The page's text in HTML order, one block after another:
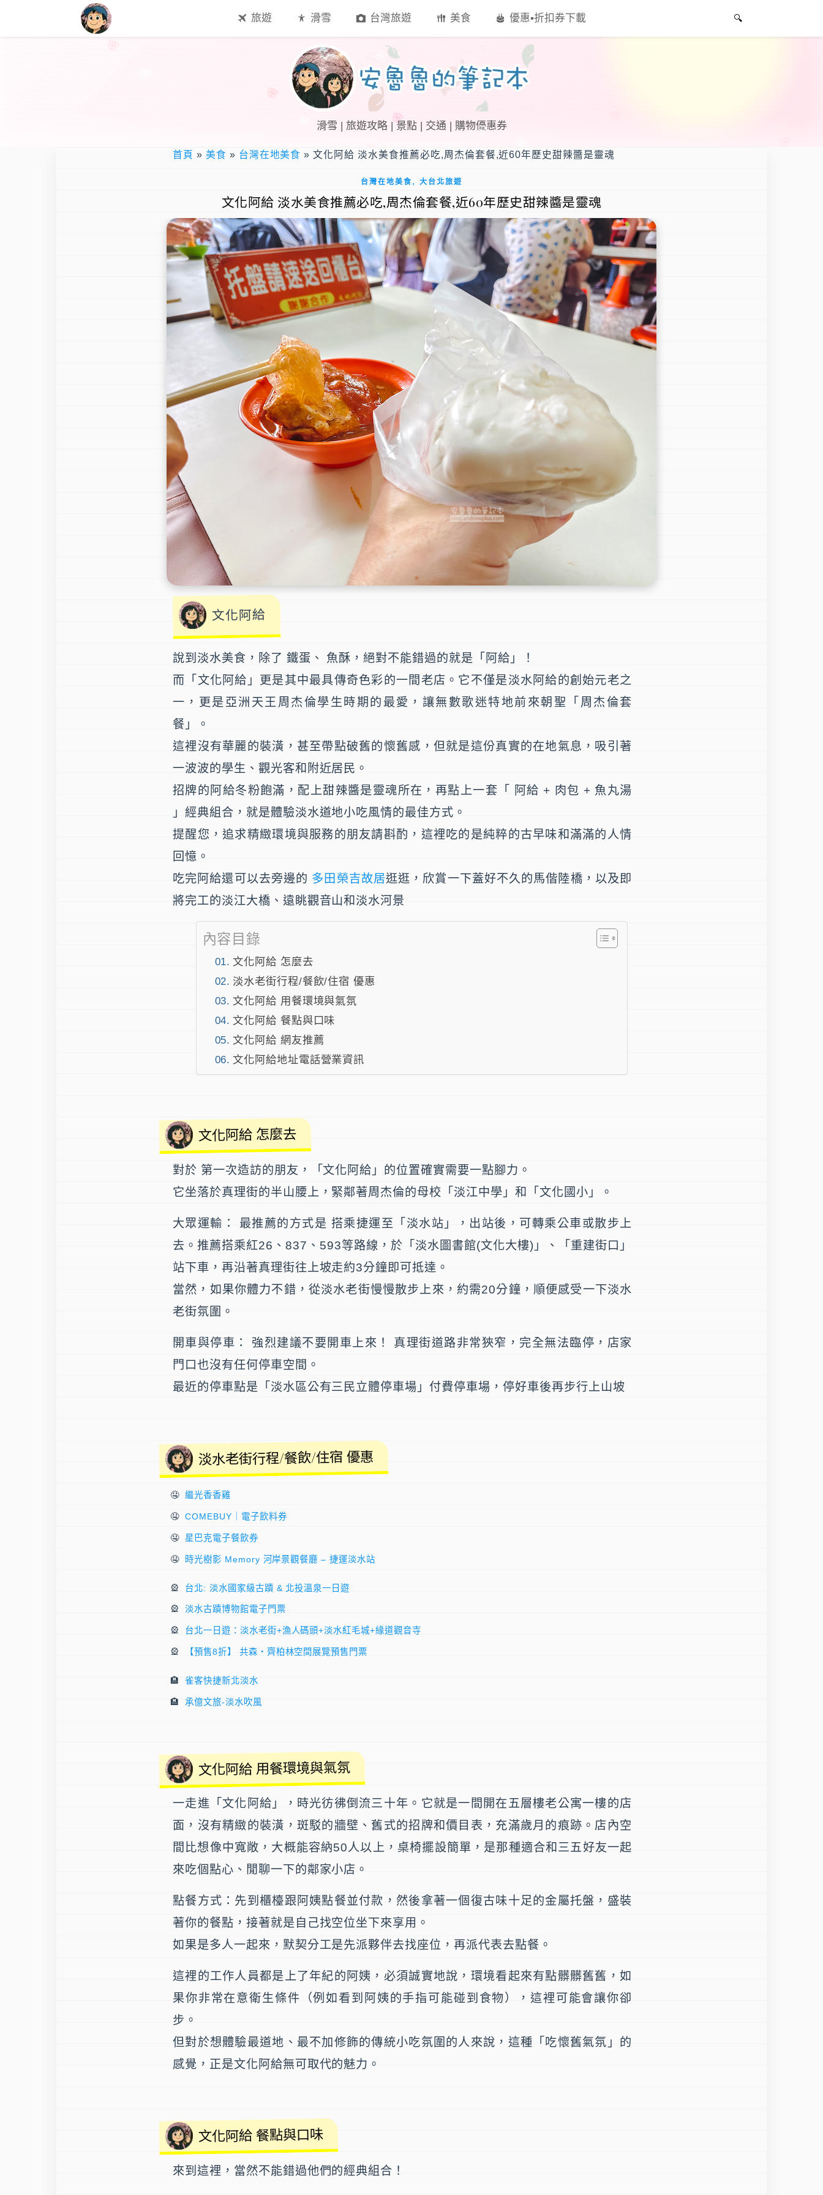
滑雪 | 旅遊攻略 | 景點 | 交通 | 購物優惠券
旅遊 滑雪 台灣旅遊 美食 優惠▪︎折扣券下載
首頁 » 美食 » 台灣在地美食 »文化阿給 淡水美食推薦必吃,周杰倫套餐,近60年歷史甜辣醬是靈魂
台灣在地美食 , 大台北旅遊
文化阿給 淡水美食推薦必吃,周杰倫套餐,近60年歷史甜辣醬是靈魂
文化阿給
說到淡水美食，除了 鐵蛋、 魚酥，絕對不能錯過的就是「阿給」！
而「文化阿給」更是其中最具傳奇色彩的一間老店。它不僅是淡水阿給的創始元老之
一，更是亞洲天王周杰倫學生時期的最愛，讓無數歌迷特地前來朝聖「周杰倫套
餐」。
這裡沒有華麗的裝潢，甚至帶點破舊的懷舊感，但就是這份真實的在地氣息，吸引著
一波波的學生、觀光客和附近居民。
招牌的阿給冬粉飽滿，配上甜辣醬是靈魂所在，再點上一套「 阿給 + 肉包 + 魚丸湯
」經典組合，就是體驗淡水道地小吃風情的最佳方式。
提醒您，追求精緻環境與服務的朋友請斟酌，這裡吃的是純粹的古早味和滿滿的人情
回憶。
吃完阿給還可以去旁邊的 多田榮吉故居逛逛，欣賞一下蓋好不久的馬偕陸橋，以及即
將完工的淡江大橋、遠眺觀音山和淡水河景
內容目錄
文化阿給 怎麼去
淡水老街行程/餐飲/住宿 優惠
文化阿給 用餐環境與氣氛
文化阿給 餐點與口味
文化阿給 網友推薦
文化阿給地址電話營業資訊
文化阿給 怎麼去
對於 第一次造訪的朋友，「文化阿給」的位置確實需要一點腳力。
它坐落於真理街的半山腰上，緊鄰著周杰倫的母校「淡江中學」和「文化國小」。
大眾運輸 ： 最推薦的方式是 搭乘捷運至「淡水站」，出站後，可轉乘公車或散步上
去。推薦搭乘紅26、837、593等路線，於「淡水圖書館(文化大樓)」、「重建街口」
站下車，再沿著真理街往上坡走約3分鐘即可抵達。
當然，如果你體力不錯，從淡水老街慢慢散步上來，約需20分鐘，順便感受一下淡水
老街氛圍。
開車與停車 ： 強烈建議不要開車上來！ 真理街道路非常狹窄，完全無法臨停，店家
門口也沒有任何停車空間。
最近的停車點是「淡水區公有三民立體停車場」付費停車場，停好車後再步行上山坡
淡水老街行程/餐飲/住宿 優惠
繼光香香雞
COMEBUY｜電子飲料券
星巴克電子餐飲券
時光樹影 Memory 河岸景觀餐廳 – 捷運淡水站
台北: 淡水國家級古蹟 & 北投溫泉一日遊
淡水古蹟博物館電子門票
台北一日遊：淡水老街+漁人碼頭+淡水紅毛城+緣道觀音寺
【預售8折】 共森・齊柏林空間展覽預售門票
雀客快捷新北淡水
承億文旅-淡水吹風
文化阿給 用餐環境與氣氛
一走進「文化阿給」，時光彷彿倒流三十年。它就是一間開在五層樓老公寓一樓的店
面，沒有精緻的裝潢，斑駁的牆壁、舊式的招牌和價目表，充滿歲月的痕跡。店內空
間比想像中寬敞，大概能容納50人以上，桌椅擺設簡單，是那種適合和三五好友一起
來吃個點心、閒聊一下的鄰家小店。
點餐方式：先到櫃檯跟阿姨點餐並付款，然後拿著一個復古味十足的金屬托盤，盛裝
著你的餐點，接著就是自己找空位坐下來享用。
如果是多人一起來，默契分工是先派夥伴去找座位，再派代表去點餐。
這裡的工作人員都是上了年紀的阿姨，必須誠實地說，環境看起來有點髒髒舊舊，如
果你非常在意衛生條件（例如看到阿姨的手指可能碰到食物），這裡可能會讓你卻
步。
但對於想體驗最道地、最不加修飾的傳統小吃氛圍的人來說，這種「吃懷舊氣氛」的
感覺，正是文化阿給無可取代的魅力。
文化阿給 餐點與口味
來到這裡，當然不能錯過他們的經典組合！